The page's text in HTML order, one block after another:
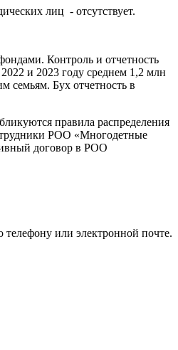
лиц - отсутствует.
Контроль и отчетность
и 2023 году среднем 1,2 млн
семьям. Бух отчетность в
правила распределения
РОО «Многодетные
договор в РОО
или электронной почте.